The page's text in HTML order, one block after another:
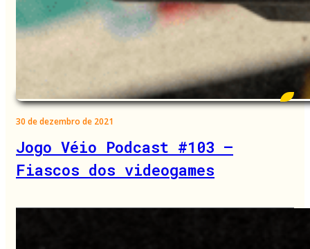
30 de dezembro de 2021
Jogo Véio Podcast #103 –
Fiascos dos videogames